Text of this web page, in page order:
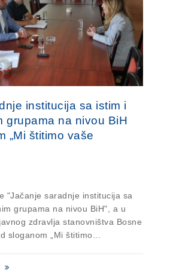
institucija sa istim i
grupama na nivou BiH
„Mi štitimo vaše
"Jačanje saradnje institucija sa
grupama na nivou BiH", a u
zdravlja stanovništva Bosne
sloganom „Mi štitimo...